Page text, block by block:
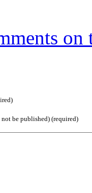
on
be published) (required)